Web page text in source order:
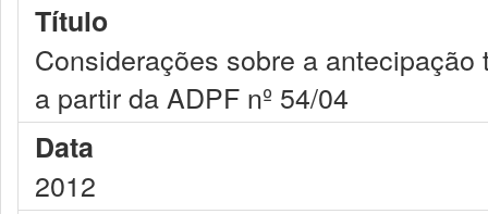
Título
Considerações sobre a
a partir da ADPF nº 54/04
Data
2012